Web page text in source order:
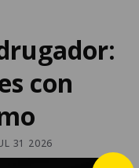
con
31 2026